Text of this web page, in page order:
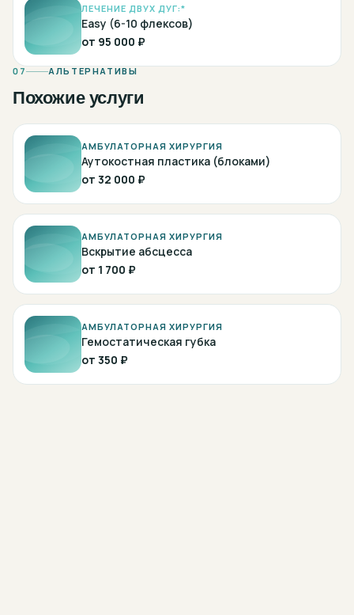
ЛЕЧЕНИЕ ДВУХ ДУГ:*
Easy (6-10 флексов)
от 95 000 ₽
07 АЛЬТЕРНАТИВЫ
Похожие услуги
АМБУЛАТОРНАЯ ХИРУРГИЯ
Аутокостная пластика (блоками)
от 32 000 ₽
АМБУЛАТОРНАЯ ХИРУРГИЯ
Вскрытие абсцесса
от 1 700 ₽
АМБУЛАТОРНАЯ ХИРУРГИЯ
Гемостатическая губка
от 350 ₽